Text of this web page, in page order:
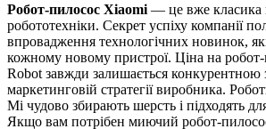
Робот-пилосос Xiaomi — це вже класика
робототехніки. Секрет успіху компанії
впровадження технологічних новинок,
кожному новому пристрої. Ціна на
Robot завжди залишається конкурентною
маркетинговій стратегії виробника.
Mi чудово збирають шерсть і підходять
Якщо вам потрібен миючий робот-